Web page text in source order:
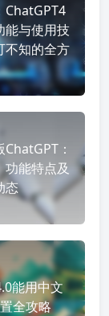
ChatGPT4
能与使用技
不知的全方
：
功能特点及
态
能用中文
全攻略